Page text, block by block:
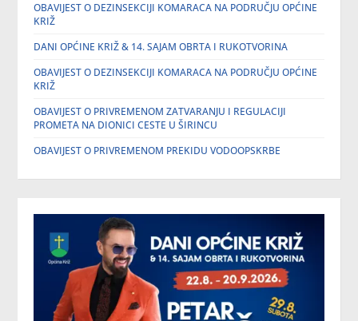
OBAVIJEST O DEZINSEKCIJI KOMARACA NA PODRUČJU OPĆINE
KRIŽ
DANI OPĆINE KRIŽ & 14. SAJAM OBRTA I RUKOTVORINA
OBAVIJEST O DEZINSEKCIJI KOMARACA NA PODRUČJU OPĆINE
KRIŽ
OBAVIJEST O PRIVREMENOM ZATVARANJU I REGULACIJI
PROMETA NA DIONICI CESTE U ŠIRINCU
OBAVIJEST O PRIVREMENOM PREKIDU VODOOPSKRBE